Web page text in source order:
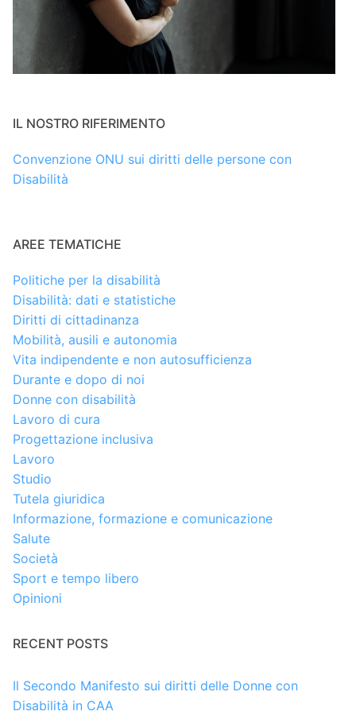
IL NOSTRO RIFERIMENTO
Convenzione ONU sui diritti delle persone con
Disabilità
AREE TEMATICHE
Politiche per la disabilità
Disabilità: dati e statistiche
Diritti di cittadinanza
Mobilità, ausili e autonomia
Vita indipendente e non autosufficienza
Durante e dopo di noi
Donne con disabilità
Lavoro di cura
Progettazione inclusiva
Lavoro
Studio
Tutela giuridica
Informazione, formazione e comunicazione
Salute
Società
Sport e tempo libero
Opinioni
RECENT POSTS
Il Secondo Manifesto sui diritti delle Donne con
Disabilità in CAA